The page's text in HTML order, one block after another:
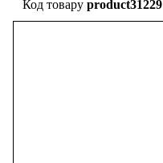
product31229